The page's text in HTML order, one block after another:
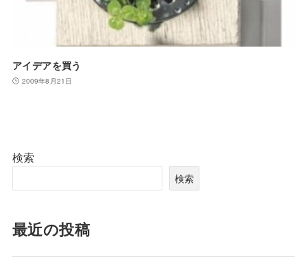
アイデアを買う
2009年8月21日
検索
検索
最近の投稿